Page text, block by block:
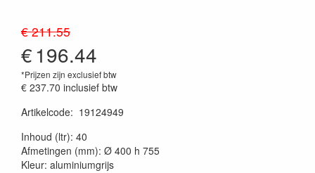
€ 211.55
€196.44
*Prijzen zijn exclusief btw
€ 237.70 inclusief btw
Artikelcode: 19124949
Inhoud (ltr): 40
Afmetingen (mm): Ø 400 h 755
Kleur: aluminiumgrijs